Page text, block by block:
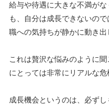
給与や待遇に大きな不満が
も、自分は成長できないの
職への気持ちが静かに動き出
これは贅沢な悩みのように
にとっては非常にリアルな危
成長機会というのは、必ず